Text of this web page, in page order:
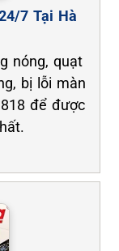
7 Tại Hà
nóng, quạt
bị lỗi màn
để được